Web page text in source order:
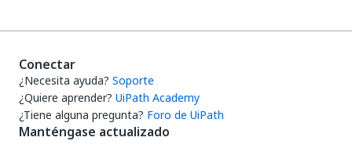
Conectar
¿Necesita ayuda? Soporte
¿Quiere aprender? UiPath Academy
¿Tiene alguna pregunta? Foro de UiPath
Manténgase actualizado